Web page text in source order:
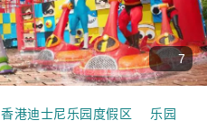
7
香港迪士尼乐园度假区 乐园